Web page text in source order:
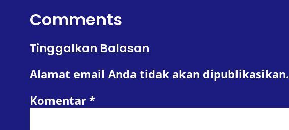
Comments
Tinggalkan Balasan
Alamat email Anda tidak akan dipublikasikan.
Komentar *